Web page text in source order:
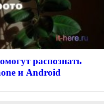
распознать
и Android